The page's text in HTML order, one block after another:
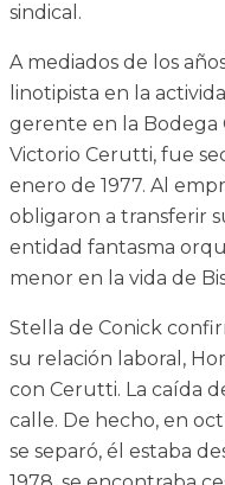
sindical.
A mediados de los
linotipista en la
gerente en la Bodega
Victorio Cerutti, fue
enero de 1977. Al
obligaron a transferir
entidad fantasma
menor en la vida de
Stella de Conick
su relación laboral,
con Cerutti. La caída
calle. De hecho, en
se separó, él estaba